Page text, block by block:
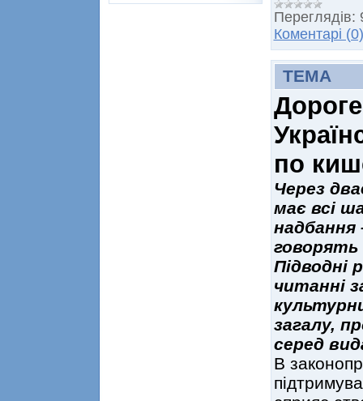
Переглядів:
Коментарі (0)
ТЕМА
по
Через
має всі
надбання
говорять
читанні
загалу,
серед
В